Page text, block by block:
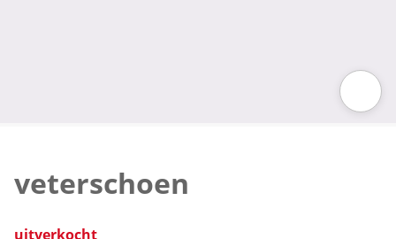
veterschoen
uitverkocht